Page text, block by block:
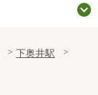
下奥井駅